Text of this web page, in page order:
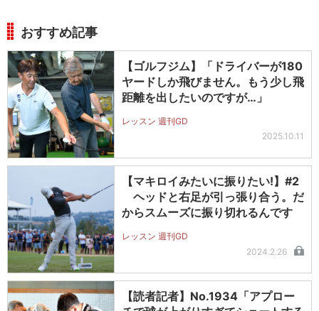
おすすめ記事
【ゴルフジム】「ドライバーが180
ヤードしか飛びません。もう少し飛
距離を出したいのですが…」
レッスン 週刊GD
2025.10.11
【マキロイみたいに振りたい!】#2
ヘッドと右足が引っ張り合う。だ
からスムーズに振り切れるんです
レッスン 週刊GD
2024.2.26
【読者記者】No.1934「アプロー